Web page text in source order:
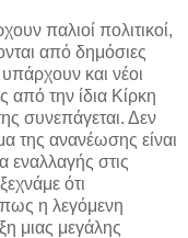
παλιοί πολιτικοί,
από δημόσιες
και νέοι
από την ίδια Κίρκη
συνεπάγεται. Δεν
της ανανέωσης είναι
εναλλαγής στις
ότι
η λεγόμενη
μιας μεγάλης